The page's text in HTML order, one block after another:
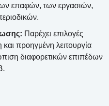
επαφών, των εργασιών,
Παρέχει επιλογές
προηγμένη λειτουργία
διαφορετικών επιπέδων